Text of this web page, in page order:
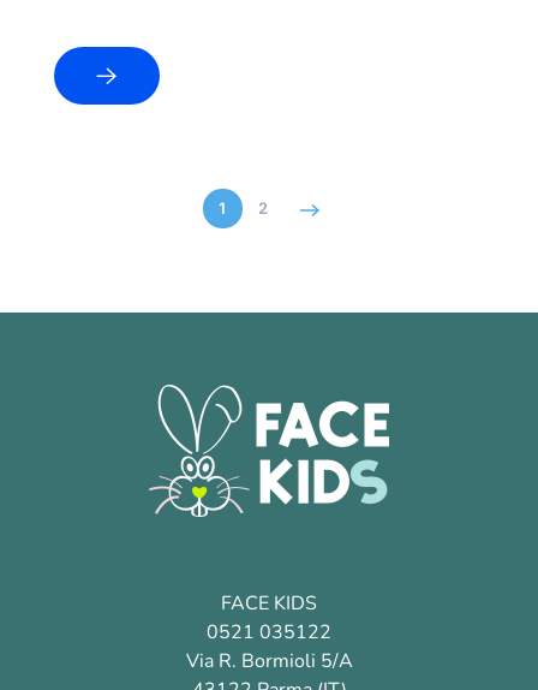
1 2
FACE KIDS
0521 035122
Via R. Bormioli 5/A